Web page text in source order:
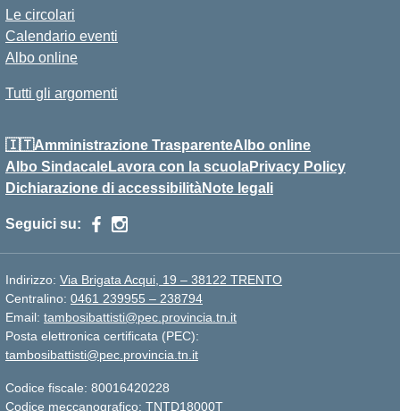
Le circolari
Calendario eventi
Albo online
Tutti gli argomenti
🇮🇹Amministrazione TrasparenteAlbo online
Albo SindacaleLavora con la scuolaPrivacy Policy
Dichiarazione di accessibilitàNote legali
Seguici su:
Indirizzo: Via Brigata Acqui, 19 – 38122 TRENTO
Centralino: 0461 239955 – 238794
Email: tambosibattisti@pec.provincia.tn.it
Posta elettronica certificata (PEC):
tambosibattisti@pec.provincia.tn.it
Codice fiscale: 80016420228
Codice meccanografico: TNTD18000T